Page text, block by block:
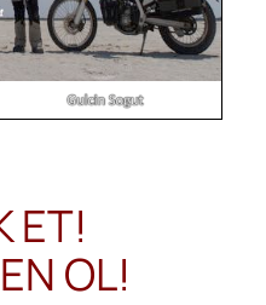
ET!
OL!